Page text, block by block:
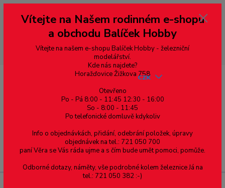
--- pro zákazníky ze Slovenska a jiných zemí, pokud chcete platit v eurech
přepněte si e-shop na euro 💶 pro přepočet měny - pravý horní roh ---
dobírky – pokud si z nějakého důvodu zásilku nevyzvednete, bude po
domluvě zaslána znovu s opětovnou platbou za poštovné, v opačném
případě bude zrušena a účet přidán na blacklist a rušeny následující
objednávky.
Menu
CZK
Vítejte na Našem rodinném e-shopu
a obchodu Balíček Hobby
Vítejte na našem e-shopu Balíček Hobby - železniční
modelářství.
Kde nás najdete?
Horažďovice Žižkova 758
Otevřeno
Po - Pá 8:00 - 11:45 12:30 - 16:00
So - 8:00 - 11:45
Po telefonické domluvě kdykoliv
Info o objednávkách, přidání, odebrání položek, úpravy
objednávek na tel.: 721 050 700
paní Věra se Vás ráda ujme a s čím bude umět pomoci, pomůže.
Odborné dotazy, náměty, vše podrobné kolem železnice Já na
tel.: 721 050 382 :-)